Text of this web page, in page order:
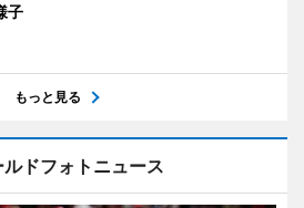
子
もっと見る
ルドフォトニュース